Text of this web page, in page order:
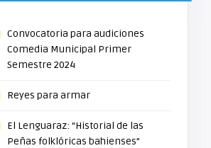
Convocatoria para audiciones
Comedia Municipal Primer
Semestre 2024
Reyes para armar
El Lenguaraz: “Historial de las
Peñas folklóricas bahienses”